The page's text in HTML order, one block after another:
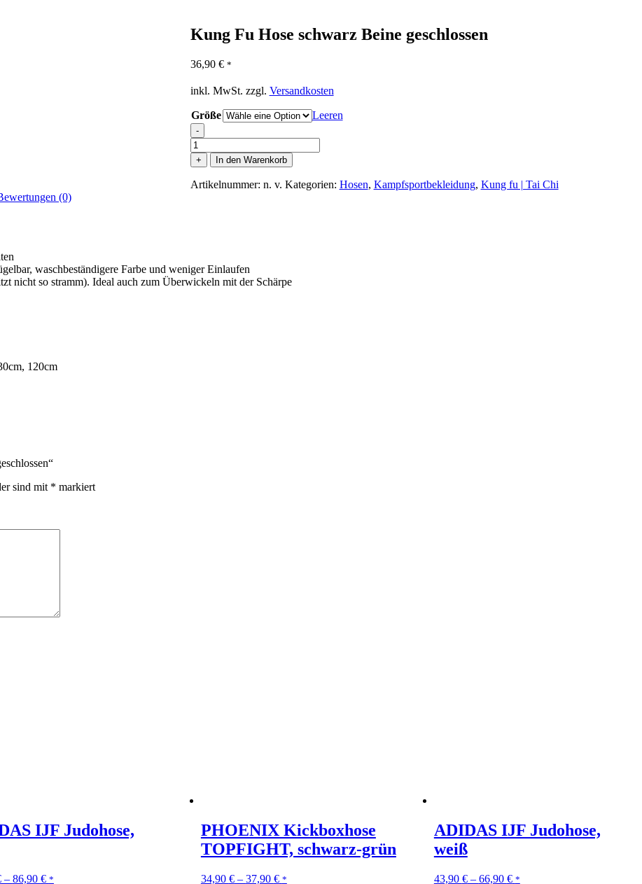
Kung Fu Hose schwarz Beine geschlossen
36,90 € *
inkl. MwSt. zzgl. Versandkosten
Größe Leeren
-
Kung
Fu
Hose
schwarz
+ In den Warenkorb
Artikelnummer: n. v. Kategorien: Hosen, Kampfsportbekleidung, Kung fu | Tai Chi
(0)
waschbeständigere Farbe und weniger Einlaufen
nicht so stramm). Ideal auch zum Überwickeln mit der Schärpe
120cm
sind mit * markiert
IJF Judohose,
– 86,90 € *
PHOENIX Kickboxhose
TOPFIGHT, schwarz-grün
34,90 €– 37,90 € *
ADIDAS IJF Judohose,
weiß
43,90 €– 66,90 € *